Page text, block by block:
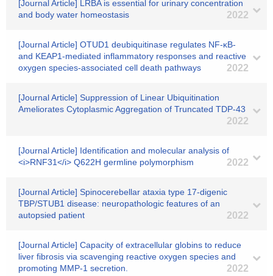
[Journal Article] LRBA is essential for urinary concentration
and body water homeostasis
2022
[Journal Article] OTUD1 deubiquitinase regulates NF-κB-
and KEAP1-mediated inflammatory responses and reactive
oxygen species-associated cell death pathways
2022
[Journal Article] Suppression of Linear Ubiquitination
Ameliorates Cytoplasmic Aggregation of Truncated TDP-43
2022
[Journal Article] Identification and molecular analysis of
<i>RNF31</i> Q622H germline polymorphism
2022
[Journal Article] Spinocerebellar ataxia type 17-digenic
TBP/STUB1 disease: neuropathologic features of an
autopsied patient
2022
[Journal Article] Capacity of extracellular globins to reduce
liver fibrosis via scavenging reactive oxygen species and
promoting MMP-1 secretion.
2022